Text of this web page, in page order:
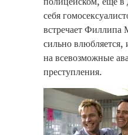
себя
встречает Филлипа
сильно влюбляется,
на всевозможные
преступления.